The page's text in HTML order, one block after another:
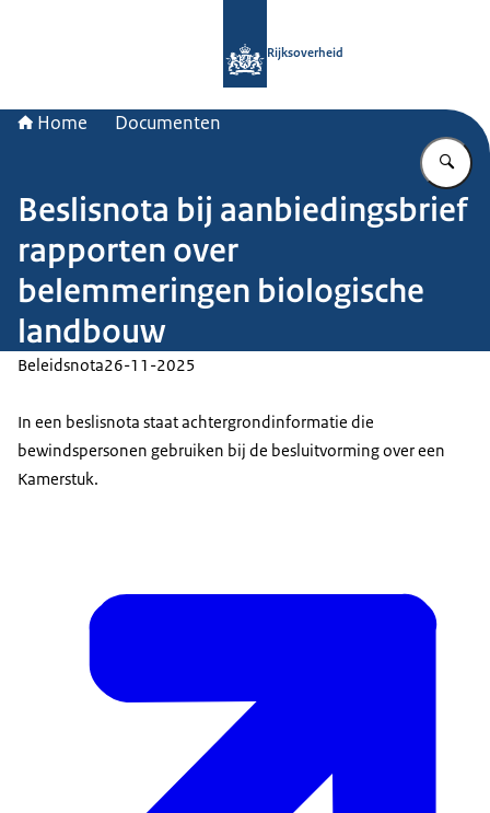
Rijksoverheid
Home Documenten
Beslisnota bij aanbiedingsbrief
rapporten over
belemmeringen biologische
landbouw
Beleidsnota26-11-2025
In een beslisnota staat achtergrondinformatie die
bewindspersonen gebruiken bij de besluitvorming over een
Kamerstuk.